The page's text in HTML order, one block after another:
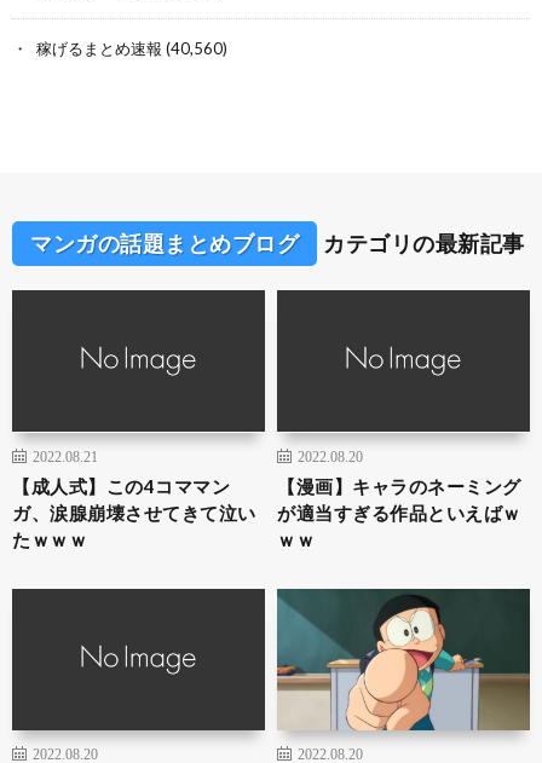
稼げるまとめ速報 (40,560)
マンガの話題まとめブログ カテゴリの最新記事
2022.08.21
【成人式】この4コママン
ガ、涙腺崩壊させてきて泣い
たｗｗｗ
2022.08.20
【漫画】キャラのネーミング
が適当すぎる作品といえばｗ
ｗｗ
2022.08.20 2022.08.20